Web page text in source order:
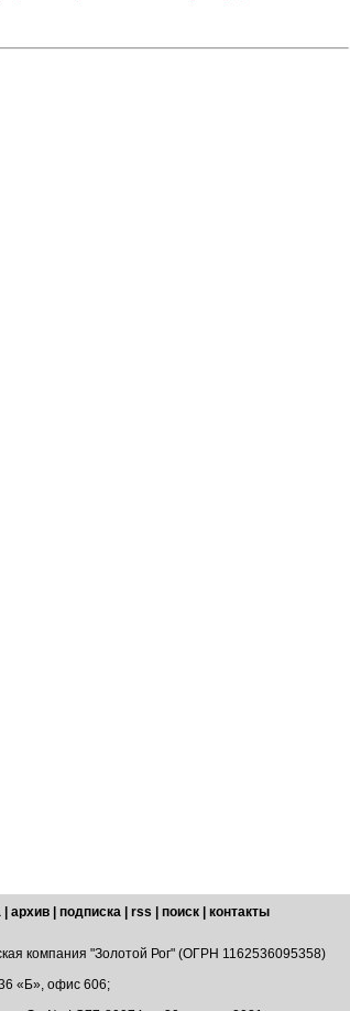
архив подписка rss поиск
контакты
компания "Золотой Рог" (ОГРН 1162536095358)
«Б», офис 606;